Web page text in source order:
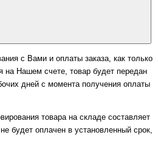
с Вами и оплаты заказа, как только
на Нашем счете, товар будет передан
дней с момента получения оплаты
товара на складе составляет
будет оплачен в установленный срок,